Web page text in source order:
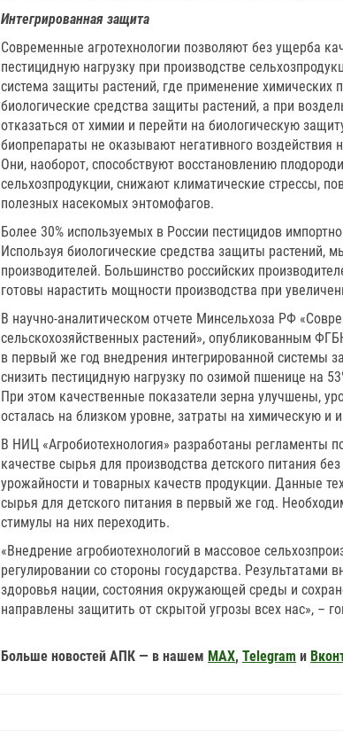
Интегрированная защита
Современные агротехнологии позволяют без ущерба
пестицидную нагрузку при производстве
система защиты растений, где применение химических
биологические средства защиты растений, а при
отказаться от химии и перейти на биологическую
биопрепараты не оказывают негативного
Они, наоборот, способствуют восстановлению
сельхозпродукции, снижают климатические стрессы,
полезных насекомых энтомофагов.
Более 30% используемых в России пестицидов
Используя биологические средства защиты растений,
производителей. Большинство российских
готовы нарастить мощности производства при
В научно-аналитическом отчете Минсельхоза РФ
сельскохозяйственных растений», опубликованным
в первый же год внедрения интегрированной системы
снизить пестицидную нагрузку по озимой пшенице на
При этом качественные показатели зерна улучшены,
осталась на близком уровне, затраты на химическую и
В НИЦ «Агробиотехнология» разработаны регламенты
качестве сырья для производства детского питания
урожайности и товарных качеств продукции. Данные
сырья для детского питания в первый же год.
стимулы на них переходить.
«Внедрение агробиотехнологий в массовое
регулировании со стороны государства.
здоровья нации, состояния окружающей среды и
направлены защитить от скрытой угрозы всех нас», –
Больше новостей АПК — в нашем MAX, Telegram и